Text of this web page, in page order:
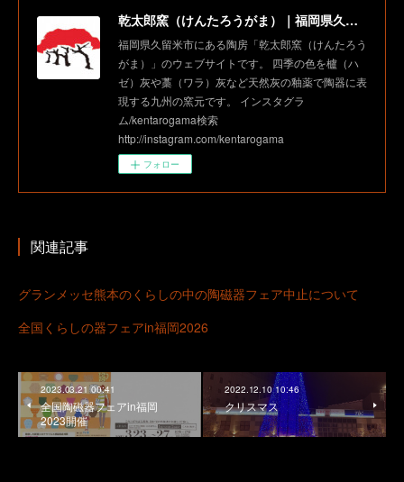
乾太郎窯（けんたろうがま）｜福岡県久留米市にある陶房
福岡県久留米市にある陶房「乾太郎窯（けんたろう
がま）」のウェブサイトです。 四季の色を櫨（ハ
ゼ）灰や藁（ワラ）灰など天然灰の釉薬で陶器に表
現する九州の窯元です。 インスタグラ
ム/kentarogama検索
http://instagram.com/kentarogama
フォロー
関連記事
グランメッセ熊本のくらしの中の陶磁器フェア中止について
全国くらしの器フェアin福岡2026
2023.03.21 00:41
全国陶磁器フェアin福岡
2023開催
2022.12.10 10:46
クリスマス